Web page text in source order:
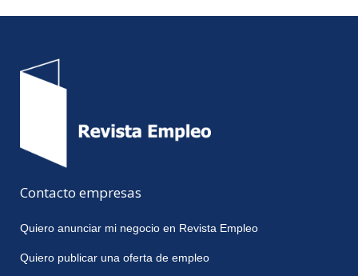
Contacto empresas
Quiero anunciar mi negocio en Revista Empleo
Quiero publicar una oferta de empleo